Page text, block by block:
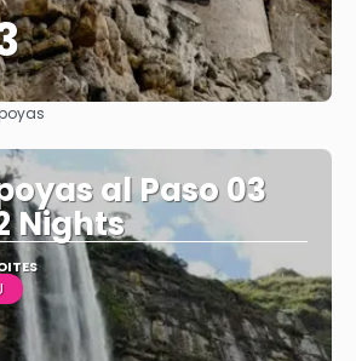
al Paso 03
Nights